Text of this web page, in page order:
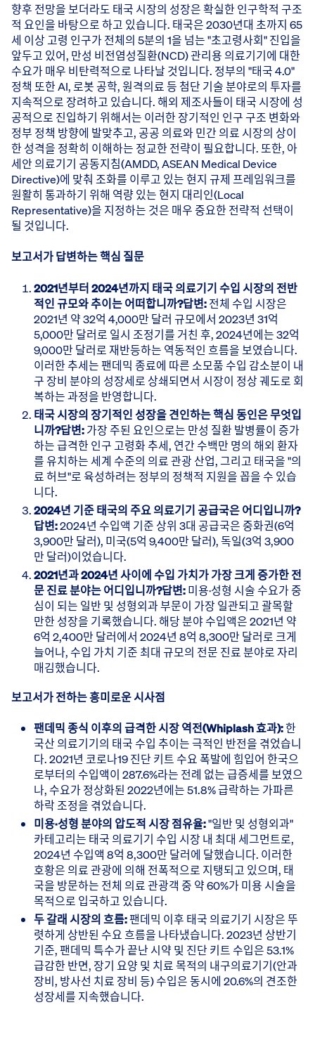
향후 전망을 보더라도 태국 시장의 성장은 확실한 인구학적 구조
적 요인을 바탕으로 하고 있습니다. 태국은 2030년대 초까지 65
세 이상 고령 인구가 전체의 5분의 1을 넘는 "초고령사회" 진입을
앞두고 있어, 만성 비전염성질환(NCD) 관리용 의료기기에 대한
수요가 매우 비탄력적으로 나타날 것입니다. 정부의 "태국 4.0"
정책 또한 AI, 로봇 공학, 원격의료 등 첨단 기술 분야로의 투자를
지속적으로 장려하고 있습니다. 해외 제조사들이 태국 시장에 성
공적으로 진입하기 위해서는 이러한 장기적인 인구 구조 변화와
정부 정책 방향에 발맞추고, 공공 의료와 민간 의료 시장의 상이
한 성격을 정확히 이해하는 정교한 전략이 필요합니다. 또한, 아
세안 의료기기 공동지침(AMDD, ASEAN Medical Device
Directive)에 맞춰 조화를 이루고 있는 현지 규제 프레임워크를
원활히 통과하기 위해 역량 있는 현지 대리인(Local
Representative)을 지정하는 것은 매우 중요한 전략적 선택이
될 것입니다.
보고서가 답변하는 핵심 질문
2021년부터 2024년까지 태국 의료기기 수입 시장의 전반
적인 규모와 추이는 어떠합니까?답변:전체 수입 시장은
2021년 약 32억 4,000만 달러 규모에서 2023년 31억
5,000만 달러로 일시 조정기를 거친 후, 2024년에는 32억
9,000만 달러로 재반등하는 역동적인 흐름을 보였습니다.
이러한 추세는 팬데믹 종료에 따른 소모품 수입 감소분이 내
구 장비 분야의 성장세로 상쇄되면서 시장이 정상 궤도로 회
복하는 과정을 반영합니다.
태국 시장의 장기적인 성장을 견인하는 핵심 동인은 무엇입
니까?답변:가장 주된 요인으로는 만성 질환 발병률이 증가
하는 급격한 인구 고령화 추세, 연간 수백만 명의 해외 환자
를 유치하는 세계 수준의 의료 관광 산업, 그리고 태국을 "의
료 허브"로 육성하려는 정부의 정책적 지원을 꼽을 수 있습
니다.
2024년 기준 태국의 주요 의료기기 공급국은 어디입니까?
답변:2024년 수입액 기준 상위 3대 공급국은 중화권(6억
3,900만 달러), 미국(5억 9,400만 달러), 독일(3억 3,900
만 달러)이었습니다.
2021년과 2024년 사이에 수입 가치가 가장 크게 증가한 전
문 진료 분야는 어디입니까?답변:미용·성형 시술 수요가 중
심이 되는 일반 및 성형외과 부문이 가장 일관되고 괄목할
만한 성장을 기록했습니다. 해당 분야 수입액은 2021년 약
6억 2,400만 달러에서 2024년 8억 8,300만 달러로 크게
늘어나, 수입 가치 기준 최대 규모의 전문 진료 분야로 자리
매김했습니다.
보고서가 전하는 흥미로운 시사점
팬데믹 종식 이후의 급격한 시장 역전(Whiplash 효과):한
국산 의료기기의 태국 수입 추이는 극적인 반전을 겪었습니
다. 2021년 코로나19 진단 키트 수요 폭발에 힘입어 한국으
로부터의 수입액이 287.6%라는 전례 없는 급증세를 보였으
나, 수요가 정상화된 2022년에는 51.8% 급락하는 가파른
하락 조정을 겪었습니다.
미용·성형 분야의 압도적 시장 점유율:"일반 및 성형외과"
카테고리는 태국 의료기기 수입 시장 내 최대 세그먼트로,
2024년 수입액 8억 8,300만 달러에 달했습니다. 이러한
호황은 의료 관광에 의해 전폭적으로 지탱되고 있으며, 태
국을 방문하는 전체 의료 관광객 중 약 60%가 미용 시술을
목적으로 입국하고 있습니다.
두 갈래 시장의 흐름:팬데믹 이후 태국 의료기기 시장은 뚜
렷하게 상반된 수요 흐름을 나타냈습니다. 2023년 상반기
기준, 팬데믹 특수가 끝난 시약 및 진단 키트 수입은 53.1%
급감한 반면, 장기 요양 및 치료 목적의 내구의료기기(안과
장비, 방사선 치료 장비 등) 수입은 동시에 20.6%의 견조한
성장세를 지속했습니다.